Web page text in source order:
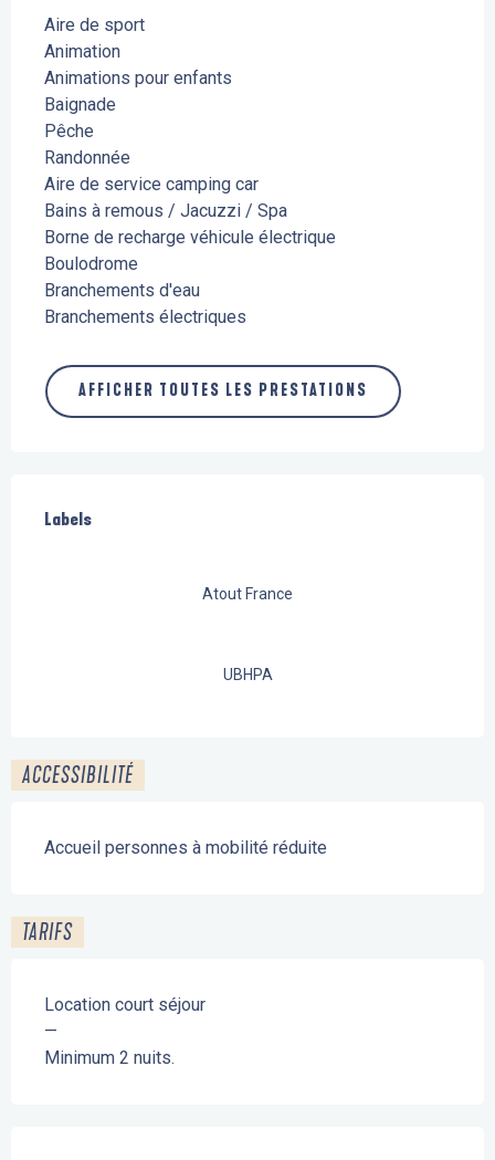
Aire de sport
Animation
Animations pour enfants
Baignade
Pêche
Randonnée
Aire de service camping car
Bains à remous / Jacuzzi / Spa
Borne de recharge véhicule électrique
Boulodrome
Branchements d'eau
Branchements électriques
AFFICHER TOUTES LES PRESTATIONS
Labels
Labels
Atout France
UBHPA
ACCESSIBILITÉ
Accueil personnes à mobilité réduite
TARIFS
Location court séjour
—
Minimum 2 nuits.